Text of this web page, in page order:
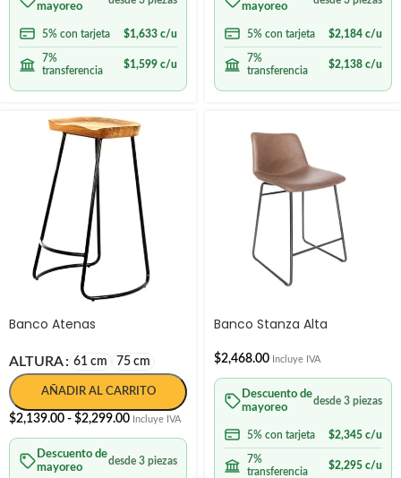
mayoreo
5% con tarjeta $1,633 c/u
7%
transferencia
$1,599 c/u
mayoreo
5% con tarjeta $2,184 c/u
7%
transferencia
$2,138 c/u
Banco Atenas
ALTURA 61 cm 75 cm
AÑADIR AL CARRITO
$2,139.00 - $2,299.00 Incluye IVA
Descuento de
mayoreo
desde 3 piezas
Banco Stanza Alta
$2,468.00 Incluye IVA
Descuento de
mayoreo
desde 3 piezas
5% con tarjeta $2,345 c/u
7%
transferencia
$2,295 c/u